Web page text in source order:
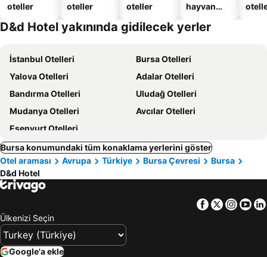
oteller
oteller
oteller
hayvan
oteller
D&d Hotel yakınında gidilecek yerler
İstanbul Otelleri
Bursa Otelleri
Yalova Otelleri
Adalar Otelleri
Bandırma Otelleri
Uludağ Otelleri
Mudanya Otelleri
Avcılar Otelleri
Esenyurt Otelleri
Bursa konumundaki tüm konaklama yerlerini göster
Otel araması
Avrupa Türkiye Bursa Çevresi
Bursa
D&d Hotel
Facebook
Twitter
Ülkenizi Seçin
Google'a ekle